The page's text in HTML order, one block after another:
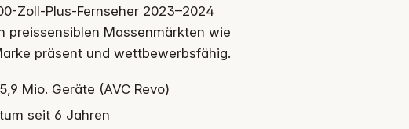
Zoll-Plus-Fernseher 2023–2024
preissensiblen Massenmärkten wie
präsent und wettbewerbsfähig.
Mio. Geräte (AVC Revo)
seit 6 Jahren